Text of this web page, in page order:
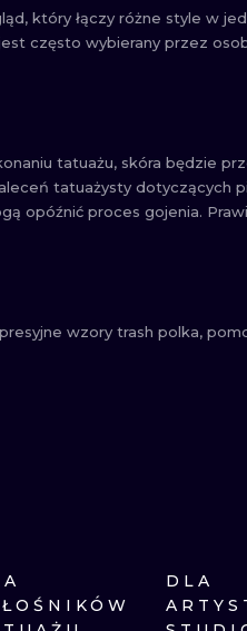
który łączy różne style w
często wybierany przez
tatuażu, skóra będzie
tatuażysty dotyczących
opóźnić proces gojenia.
wzory trash polka,
DLA